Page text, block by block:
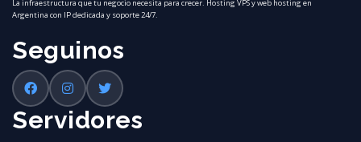
La infraestructura que tu negocio necesita para crecer. Hosting VPS y web hosting en
Argentina con IP dedicada y soporte 24/7.
Seguinos
Servidores